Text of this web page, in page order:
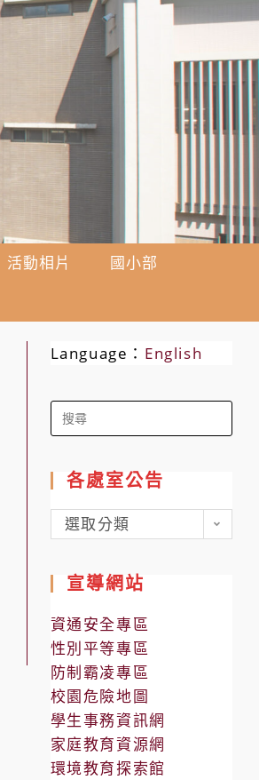
活動相片
國小部
Language： English
Search
for:
各處室公告
各
處
公
告
選取分類
宣導網站
資通安全專區
性別平等專區
防制霸凌專區
校園危險地圖
學生事務資訊網
家庭教育資源網
環境教育探索館